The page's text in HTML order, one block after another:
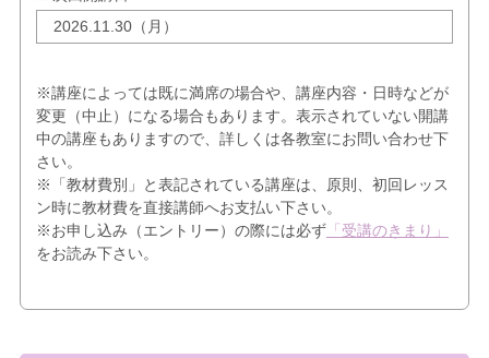
2026.11.30（月）
※講座によっては既に満席の場合や、講座内容・日時などが
変更（中止）になる場合もあります。表示されていない開講
中の講座もありますので、詳しくは各教室にお問い合わせ下
さい。
※「教材費別」と表記されている講座は、原則、初回レッス
ン時に教材費を直接講師へお支払い下さい。
※お申し込み（エントリー）の際には必ず「受講のきまり」
をお読み下さい。